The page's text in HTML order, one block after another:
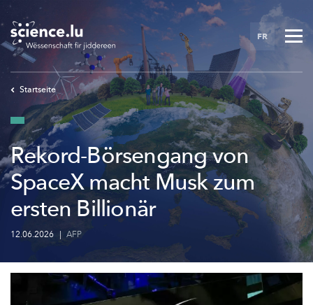
Skip
to
main
content
FR
Startseite
Rekord-Börsengang von
SpaceX macht Musk zum
ersten Billionär
12.06.2026 | AFP